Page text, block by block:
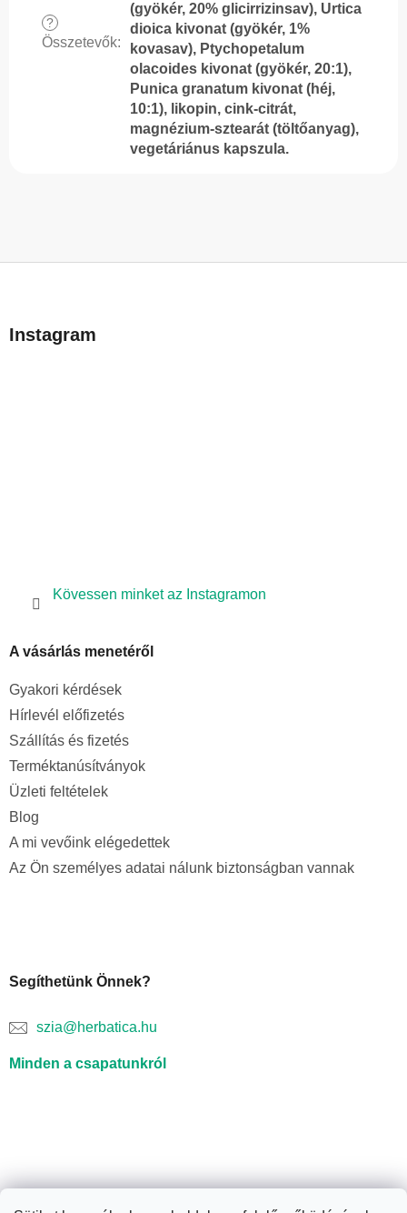
?
Összetevők:
(gyökér, 20% glicirrizinsav), Urtica
dioica kivonat (gyökér, 1%
kovasav), Ptychopetalum
olacoides kivonat (gyökér, 20:1),
Punica granatum kivonat (héj,
10:1), likopin, cink-citrát,
magnézium-sztearát (töltőanyag),
vegetáriánus kapszula.
bInstagram
Kövessen minket az Instagramon
A vásárlás menetéről
Gyakori kérdések
Hírlevél előfizetés
Szállítás és fizetés
Terméktanúsítványok
Üzleti feltételek
Blog
A mi vevőink elégedettek
Az Ön személyes adatai nálunk biztonságban vannak
Segíthetünk Önnek?
szia@herbatica.hu
Minden a csapatunkról